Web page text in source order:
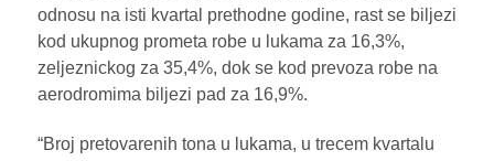
odnosu na isti kvartal prethodne godine, rast se biljezi
kod ukupnog prometa robe u lukama za 16,3%,
zeljeznickog za 35,4%, dok se kod prevoza robe na
aerodromima biljezi pad za 16,9%.
“Broj pretovarenih tona u lukama, u trecem kvartalu